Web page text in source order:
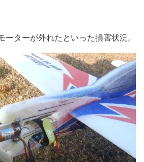
ターが外れたといった損害状況。